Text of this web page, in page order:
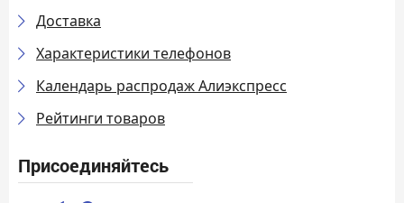
Доставка
Характеристики телефонов
Календарь распродаж Алиэкспресс
Рейтинги товаров
Присоединяйтесь